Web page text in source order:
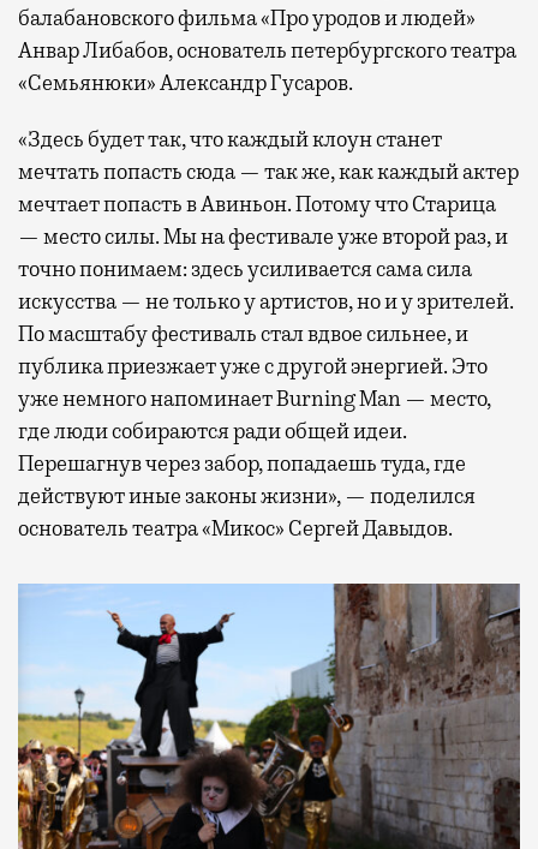
балабановского фильма «Про уродов и людей»
Анвар Либабов, основатель петербургского театра
«Семьянюки» Александр Гусаров.
«Здесь будет так, что каждый клоун станет
мечтать попасть сюда — так же, как каждый актер
мечтает попасть в Авиньон. Потому что Старица
— место силы. Мы на фестивале уже второй раз, и
точно понимаем: здесь усиливается сама сила
искусства — не только у артистов, но и у зрителей.
По масштабу фестиваль стал вдвое сильнее, и
публика приезжает уже с другой энергией. Это
уже немного напоминает Burning Man — место,
где люди собираются ради общей идеи.
Перешагнув через забор, попадаешь туда, где
действуют иные законы жизни», — поделился
основатель театра «Микос» Сергей Давыдов.